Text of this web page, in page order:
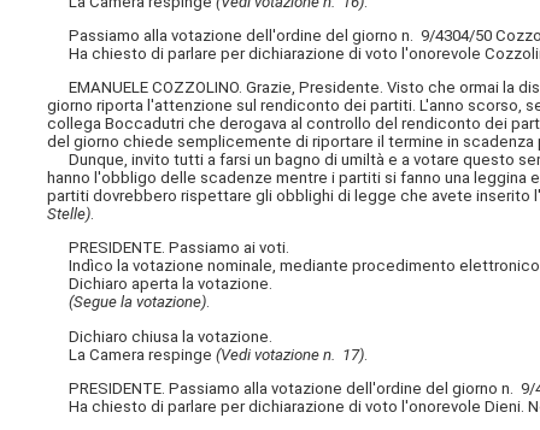
Passiamo alla votazione dell'ordine del giorno n. 9/4304/50
Ha chiesto di parlare per dichiarazione di voto l'onorevole
EMANUELE COZZOLINO. Grazie, Presidente. Visto che ormai la
giorno riporta l'attenzione sul rendiconto dei partiti. L'anno scorso,
collega Boccadutri che derogava al controllo del rendiconto dei
del giorno chiede semplicemente di riportare il termine in
Dunque, invito tutti a farsi un bagno di umiltà e a votare questo
hanno l'obbligo delle scadenze mentre i partiti si fanno una
partiti dovrebbero rispettare gli obblighi di legge che avete inserito
Stelle).
PRESIDENTE. Passiamo ai voti.
Indìco la votazione nominale, mediante procedimento
Dichiaro aperta la votazione.
(Segue la votazione).
Dichiaro chiusa la votazione.
La Camera respinge(Vedi votazione n. 17)
PRESIDENTE. Passiamo alla votazione dell'ordine del giorno n.
Ha chiesto di parlare per dichiarazione di voto l'onorevole Dieni.